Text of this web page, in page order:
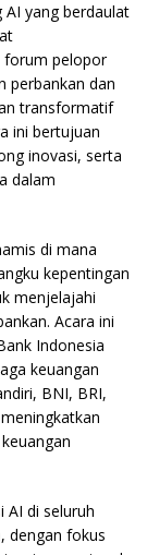
yang berdaulat
forum pelopor
perbankan dan
transformatif
ini bertujuan
inovasi, serta
dalam
di mana
kepentingan
menjelajahi
Acara ini
Indonesia
keuangan
BNI, BRI,
AI di seluruh
dengan fokus